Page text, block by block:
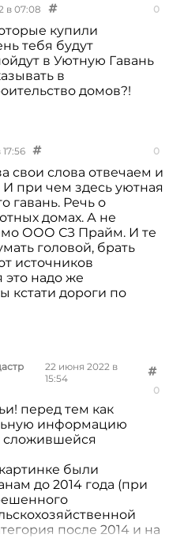
в 07:08 0
купили
тебя будут
в Уютную Гавань
в
домов?!
0
свои слова отвечаем и
при чем здесь уютная
гавань. Речь о
домах. А не
ООО СЗ Прайм. И те
головой, брать
источников
это надо же
кстати дороги по
22 июня 2022 в
15:54
0
перед тем как
информацию
сложившейся
были
до 2014 года (при
после 2014 и на